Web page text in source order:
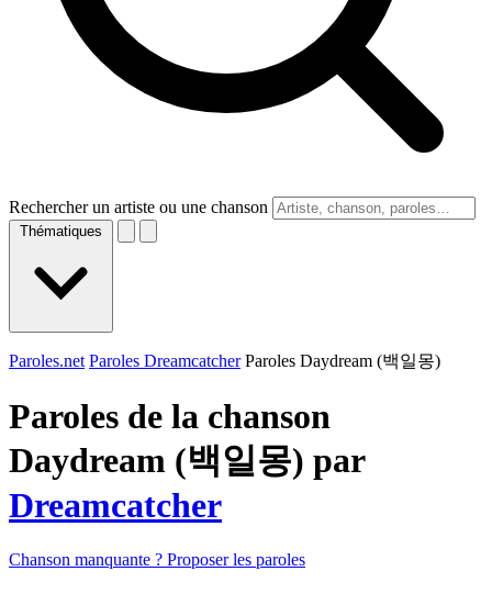
Rechercher un artiste ou une chanson
Thématiques
Paroles.net Paroles Dreamcatcher Paroles Daydream (백일몽)
Paroles de la chanson
Daydream (백일몽) par
Dreamcatcher
Chanson manquante ? Proposer les paroles